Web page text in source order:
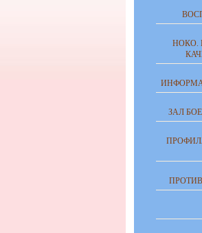
НОКО.
ЗАЛ